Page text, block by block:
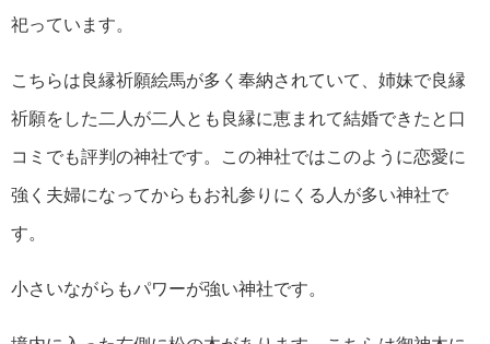
祀っています。
こちらは良縁祈願絵馬が多く奉納されていて、姉妹で良縁
祈願をした二人が二人とも良縁に恵まれて結婚できたと口
コミでも評判の神社です。この神社ではこのように恋愛に
強く夫婦になってからもお礼参りにくる人が多い神社で
す。
小さいながらもパワーが強い神社です。